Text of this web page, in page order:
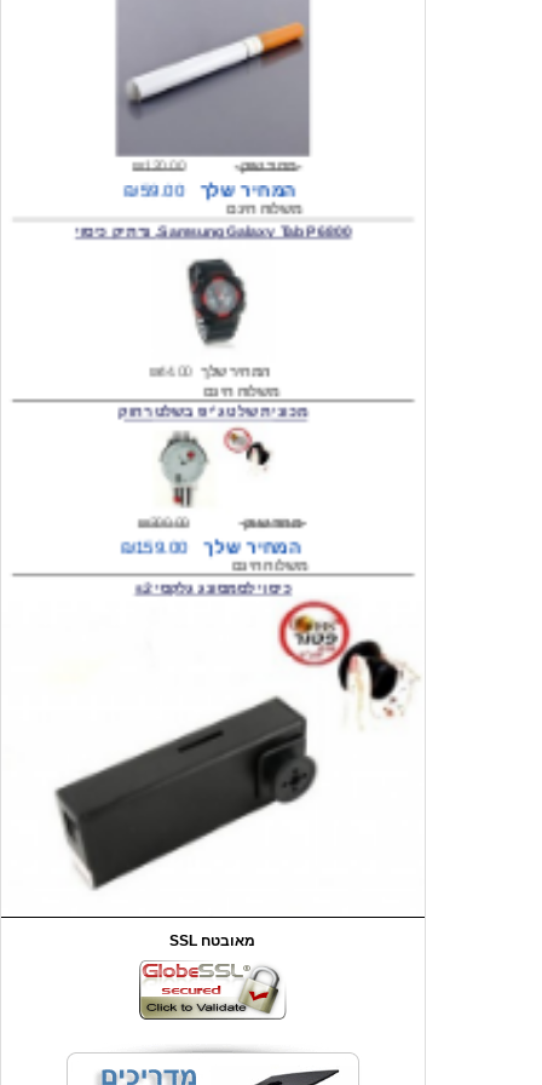
₪120.00
משלוח חינם
Samsung Galaxy Tab P6800, נרתיק כיסוי
המחיר שלך
משלוח חינם
₪300.00 מחיר שוק
₪159.00
כיסוי לסמסונג גלקסי s2
₪90.00 מחיר שוק
₪44.00 המחיר שלך
SSL מאובטח